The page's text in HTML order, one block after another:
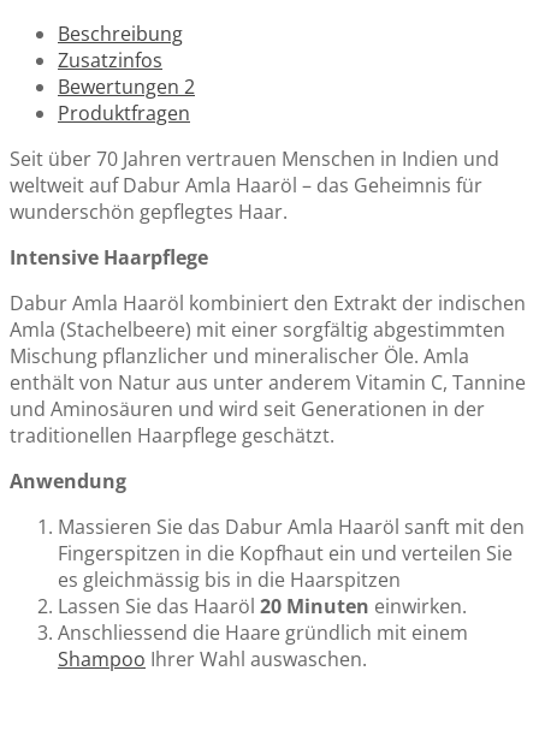
Beschreibung
Zusatzinfos
Bewertungen 2
Produktfragen
Seit über 70 Jahren vertrauen Menschen in Indien und
weltweit auf Dabur Amla Haaröl – das Geheimnis für
wunderschön gepflegtes Haar.
Intensive Haarpflege
Dabur Amla Haaröl kombiniert den Extrakt der indischen
Amla (Stachelbeere) mit einer sorgfältig abgestimmten
Mischung pflanzlicher und mineralischer Öle. Amla
enthält von Natur aus unter anderem Vitamin C, Tannine
und Aminosäuren und wird seit Generationen in der
traditionellen Haarpflege geschätzt.
Anwendung
Massieren Sie das Dabur Amla Haaröl sanft mit den
Fingerspitzen in die Kopfhaut ein und verteilen Sie
es gleichmässig bis in die Haarspitzen
Lassen Sie das Haaröl 20 Minuten einwirken.
Anschliessend die Haare gründlich mit einem
Shampoo Ihrer Wahl auswaschen.